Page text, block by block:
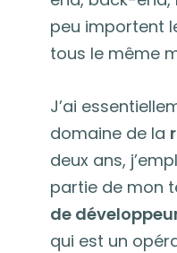
peu importent
tous le même
J’ai
domaine de la
deux ans,
partie de mon
de
qui est un